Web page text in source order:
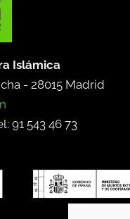
Islámica
- 28015 Madrid
91 543 46 73